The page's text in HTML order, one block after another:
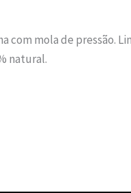
com mola de pressão.
natural.